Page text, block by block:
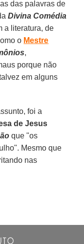
das palavras de
Divina Comédia
a literatura, de
o Mestre
,
porque não
em alguns
foi a
de Jesus
que "os
Mesmo que
nas